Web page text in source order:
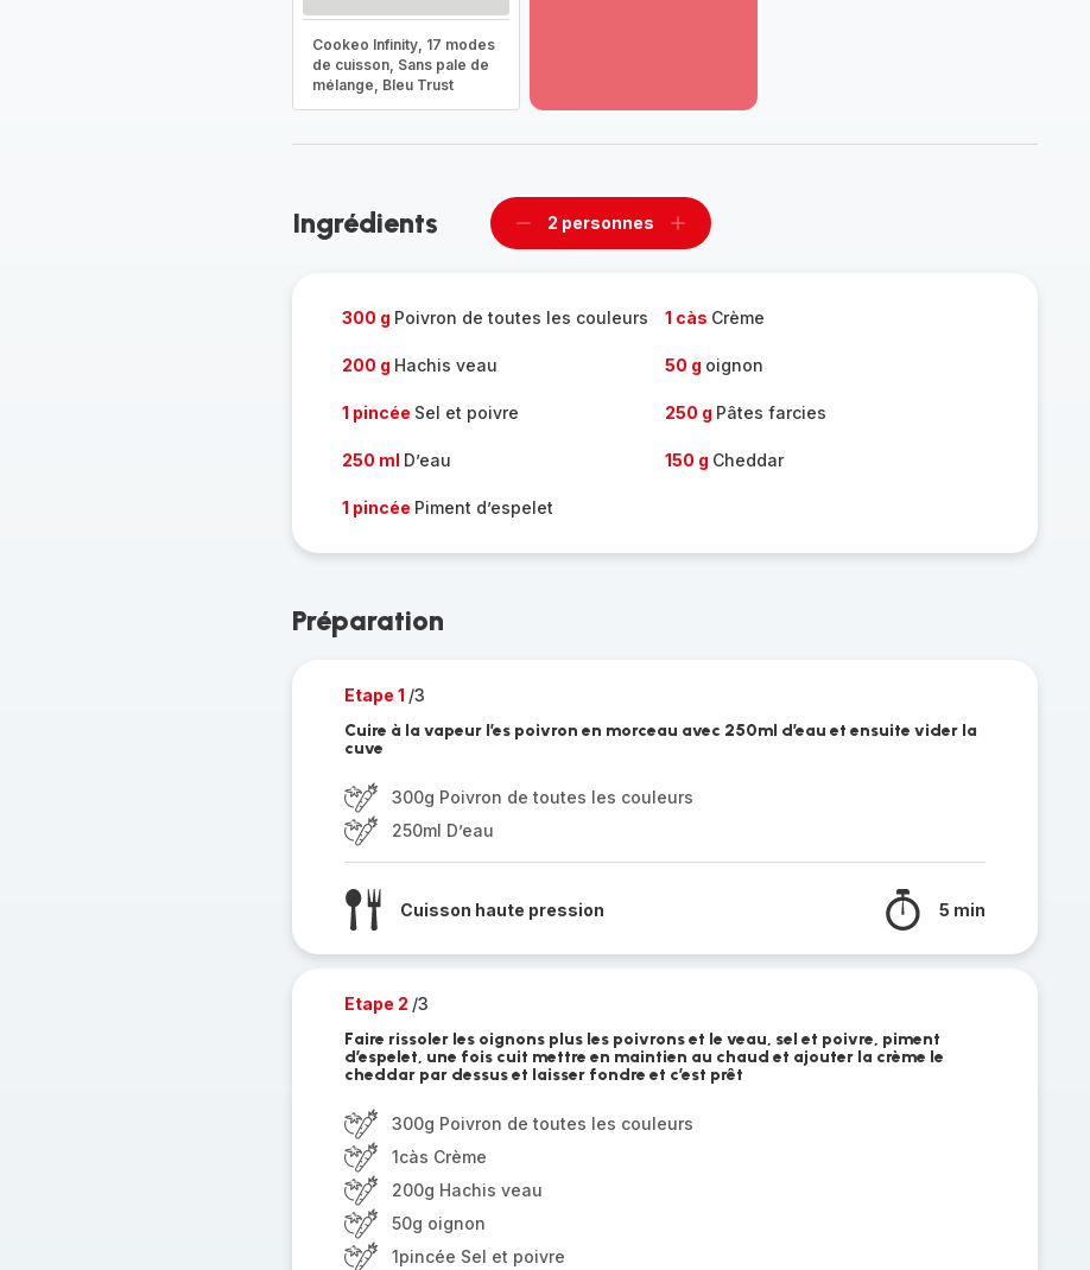
Cookeo Infinity, 17 modes
de cuisson, Sans pale de
mélange, Bleu Trust
gamme
Ingrédients
Supprimer
2 personnes
Ajouter
300 g Poivron de toutes les couleurs 1 càs Crème
200 g Hachis veau 50 g oignon
1 pincée Sel et poivre 250 g Pâtes farcies
250 ml D’eau 150 g Cheddar
1 pincée Piment d’espelet
Préparation
Etape 1 /3
Cuire à la vapeur l’es poivron en morceau avec 250ml d’eau et ensuite vider la
cuve
300g Poivron de toutes les couleurs
250ml D’eau
Cuisson haute pression 5 min
Etape 2 /3
Faire rissoler les oignons plus les poivrons et le veau, sel et poivre, piment
d’espelet, une fois cuit mettre en maintien au chaud et ajouter la crème le
cheddar par dessus et laisser fondre et c’est prêt
300g Poivron de toutes les couleurs
1càs Crème
200g Hachis veau
50g oignon
1pincée Sel et poivre